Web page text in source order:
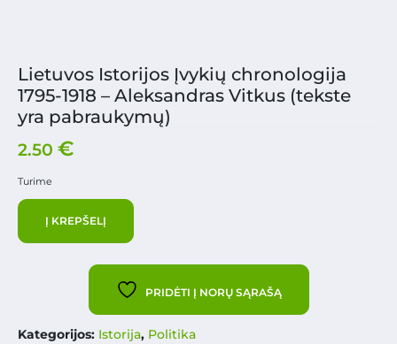
Lietuvos Istorijos Įvykių chronologija
1795-1918 – Aleksandras Vitkus (tekste
yra pabraukymų)
2.50 €
Turime
Į KREPŠELĮ
PRIDĖTI Į NORŲ SĄRAŠĄ
Kategorijos: Istorija, Politika